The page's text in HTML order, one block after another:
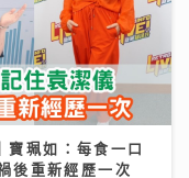
珮如：每食一口
後重新經歷一次